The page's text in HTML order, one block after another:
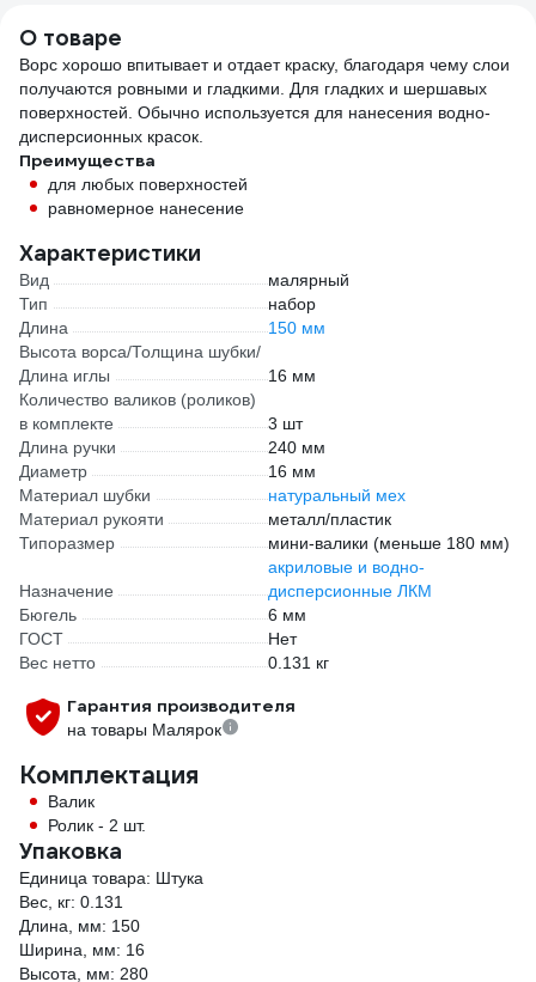
О товаре
Ворс хорошо впитывает и отдает краску, благодаря чему слои
получаются ровными и гладкими. Для гладких и шершавых
поверхностей. Обычно используется для нанесения водно-
дисперсионных красок.
Преимущества
для любых поверхностей
равномерное нанесение
Характеристики
Вид
малярный
Тип
набор
Длина
150 мм
Высота ворса/Толщина шубки/
Длина иглы
16 мм
Количество валиков (роликов)
в комплекте
3 шт
Длина ручки
240 мм
Диаметр
16 мм
Материал шубки
натуральный мех
Материал рукояти
металл/пластик
Типоразмер
мини-валики (меньше 180 мм)
Назначение
акриловые и водно-
дисперсионные ЛКМ
Бюгель
6 мм
ГОСТ
Нет
Вес нетто
0.131 кг
Гарантия производителя
на товары Малярок
Комплектация
Валик
Ролик - 2 шт.
Упаковка
Единица товара: Штука
Вес, кг: 0.131
Длина, мм: 150
Ширина, мм: 16
Высота, мм: 280